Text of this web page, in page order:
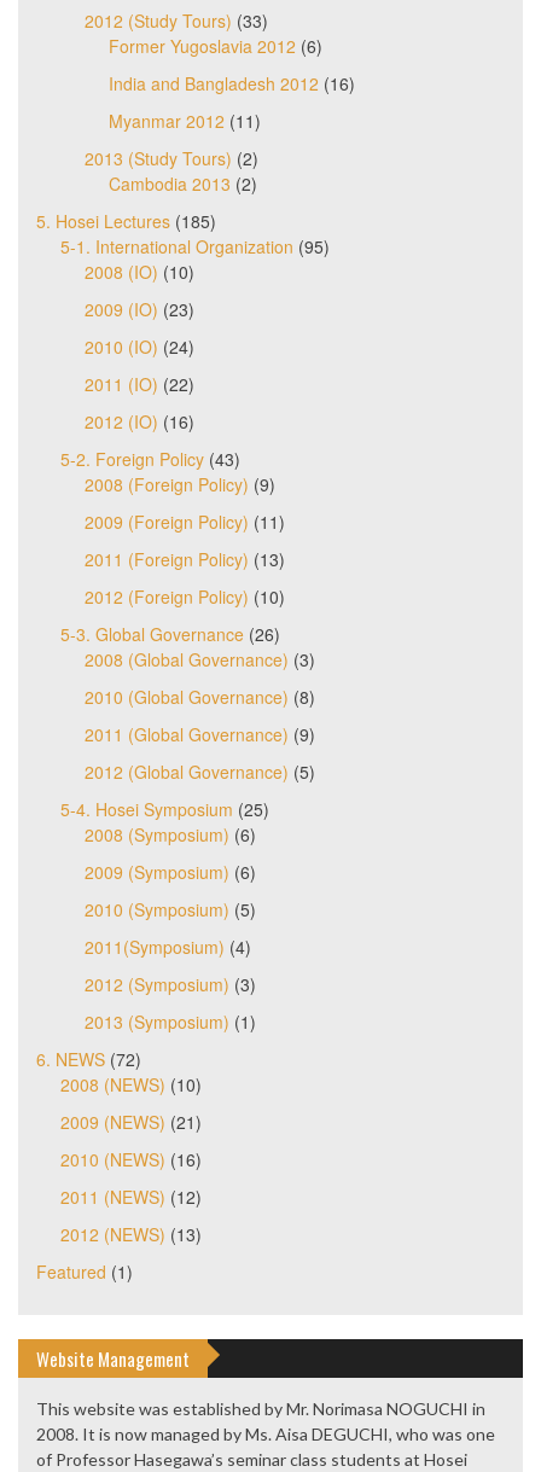
2012 (Study Tours) (33)
Former Yugoslavia 2012 (6)
India and Bangladesh 2012 (16)
Myanmar 2012 (11)
2013 (Study Tours) (2)
Cambodia 2013 (2)
5. Hosei Lectures (185)
5-1. International Organization (95)
2008 (IO) (10)
2009 (IO) (23)
2010 (IO) (24)
2011 (IO) (22)
2012 (IO) (16)
5-2. Foreign Policy (43)
2008 (Foreign Policy) (9)
2009 (Foreign Policy) (11)
2011 (Foreign Policy) (13)
2012 (Foreign Policy) (10)
5-3. Global Governance (26)
2008 (Global Governance) (3)
2010 (Global Governance) (8)
2011 (Global Governance) (9)
2012 (Global Governance) (5)
5-4. Hosei Symposium (25)
2008 (Symposium) (6)
2009 (Symposium) (6)
2010 (Symposium) (5)
2011(Symposium) (4)
2012 (Symposium) (3)
2013 (Symposium) (1)
6. NEWS (72)
2008 (NEWS) (10)
2009 (NEWS) (21)
2010 (NEWS) (16)
2011 (NEWS) (12)
2012 (NEWS) (13)
Featured (1)
Website Management
This website was established by Mr. Norimasa NOGUCHI in
2008. It is now managed by Ms. Aisa DEGUCHI, who was one
of Professor Hasegawa’s seminar class students at Hosei